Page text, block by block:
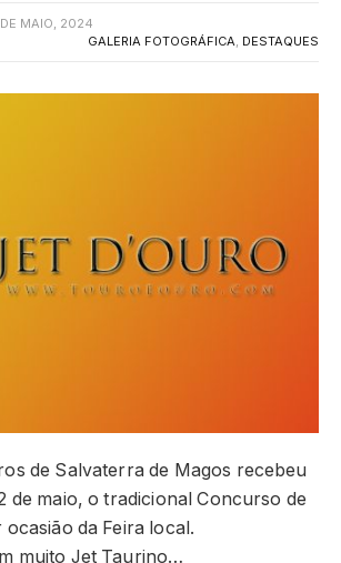
MAIO, 2024
GALERIA FOTOGRÁFICA, DESTAQUES
de Salvaterra de Magos recebeu
de maio, o tradicional Concurso de
da Feira local.
muito Jet Taurino…